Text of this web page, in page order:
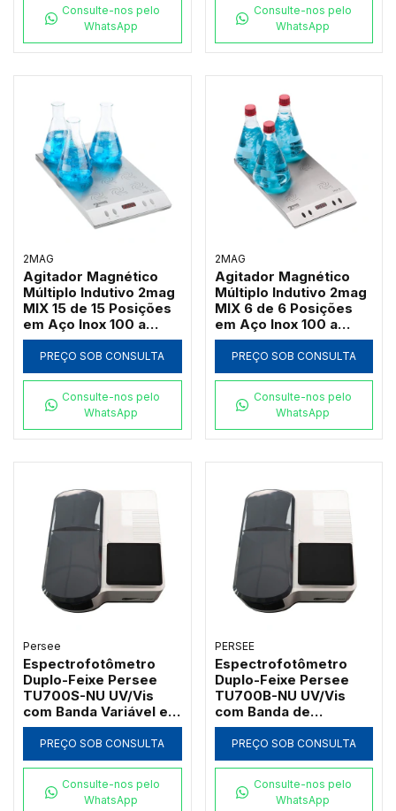
Consulte-nos pelo
WhatsApp
Consulte-nos pelo
WhatsApp
2MAG
Agitador Magnético
Múltiplo Indutivo 2mag
MIX 15 de 15 Posições
em Aço Inox 100 a
2000 RPM (Até
3000ml por Ponto)
PREÇO SOB CONSULTA
Consulte-nos pelo
WhatsApp
2MAG
Agitador Magnético
Múltiplo Indutivo 2mag
MIX 6 de 6 Posições
em Aço Inox 100 a
2000 RPM (Até
3000ml por Ponto)
PREÇO SOB CONSULTA
Consulte-nos pelo
WhatsApp
Persee
Espectrofotômetro
Duplo-Feixe Persee
TU700S-NU UV/Vis
com Banda Variável e
Software UVWin (190 a
1100nm)
PREÇO SOB CONSULTA
Consulte-nos pelo
WhatsApp
PERSEE
Espectrofotômetro
Duplo-Feixe Persee
TU700B-NU UV/Vis
com Banda de
Passagem 2nm e
Software UVWin (190 a
1100nm)
PREÇO SOB CONSULTA
Consulte-nos pelo
WhatsApp